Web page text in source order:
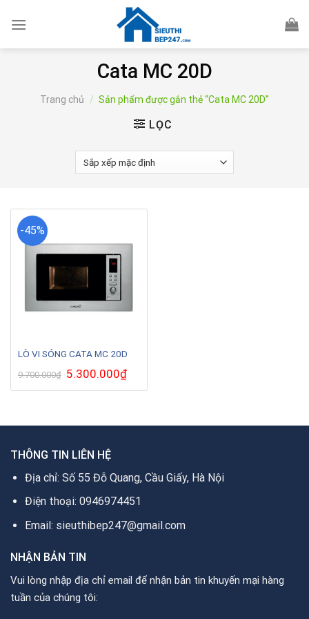
Cata MC 20D
Trang chủ / Sản phẩm được gắn thẻ “Cata MC 20D”
LỌC
-45%
LÒ VI SÓNG CATA MC 20D
9.700.000₫ Giá
gốc
là:
5.300.000₫Giá
hiện
tại
THÔNG TIN LIÊN HỆ
Địa chỉ: Số 55 Đỗ Quang, Cầu Giấy, Hà Nội
Điện thoại: 0946974451
Email: sieuthibep247@gmail.com
NHẬN BẢN TIN
Vui lòng nhập địa chỉ email để nhận bản tin khuyến mại hàng
tuần của chúng tôi: